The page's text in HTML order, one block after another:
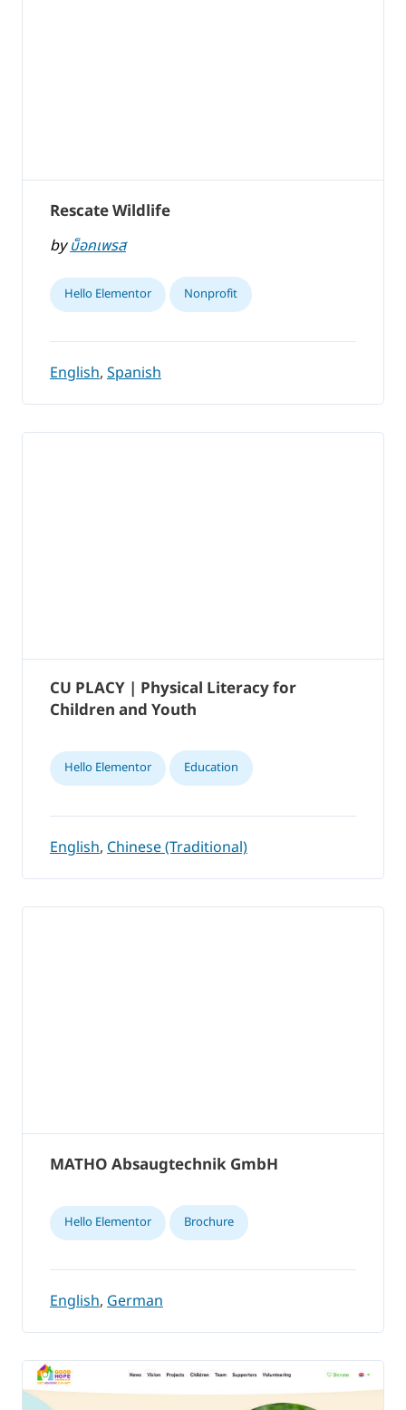
Rescate Wildlife
byบ็อคเพรส
Hello Elementor Nonprofit
English, Spanish
CU PLACY | Physical Literacy for
Children and Youth
Hello Elementor Education
English, Chinese (Traditional)
MATHO Absaugtechnik GmbH
Hello Elementor Brochure
English, German